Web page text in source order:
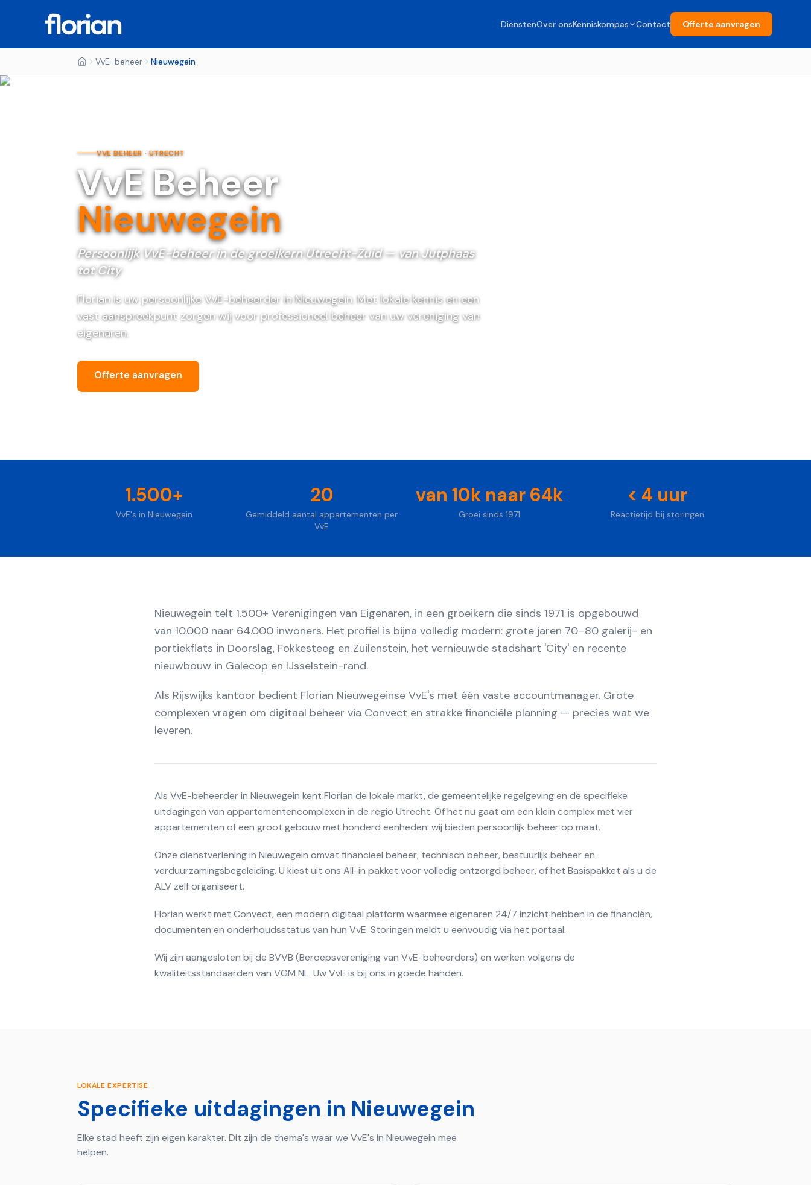
DienstenOver onsKenniskompas Contact Offerte aanvragen
VvE-beheer Nieuwegein
VVE BEHEER ·UTRECHT
VvE Beheer
Nieuwegein
Persoonlijk VvE-beheer in de groeikern Utrecht-Zuid — van Jutphaas
tot City
Florian is uw persoonlijke VvE-beheerder in Nieuwegein. Met lokale kennis en een
vast aanspreekpunt zorgen wij voor professioneel beheer van uw vereniging van
eigenaren.
Offerte aanvragen
1.500+
VvE's in Nieuwegein
20
Gemiddeld aantal appartementen per
VvE
van 10k naar 64k
Groei sinds 1971
< 4 uur
Reactietijd bij storingen
Nieuwegein telt 1.500+ Verenigingen van Eigenaren, in een groeikern die sinds 1971 is opgebouwd
van 10.000 naar 64.000 inwoners. Het profiel is bijna volledig modern: grote jaren 70–80 galerij- en
portiekflats in Doorslag, Fokkesteeg en Zuilenstein, het vernieuwde stadshart 'City' en recente
nieuwbouw in Galecop en IJsselstein-rand.
Als Rijswijks kantoor bedient Florian Nieuwegeinse VvE's met één vaste accountmanager. Grote
complexen vragen om digitaal beheer via Convect en strakke financiële planning — precies wat we
leveren.
Als VvE-beheerder in Nieuwegein kent Florian de lokale markt, de gemeentelijke regelgeving en de specifieke
uitdagingen van appartementencomplexen in de regio Utrecht. Of het nu gaat om een klein complex met vier
appartementen of een groot gebouw met honderd eenheden: wij bieden persoonlijk beheer op maat.
Onze dienstverlening in Nieuwegein omvat financieel beheer, technisch beheer, bestuurlijk beheer en
verduurzamingsbegeleiding. U kiest uit ons All-in pakket voor volledig ontzorgd beheer, of het Basispakket als u de
ALV zelf organiseert.
Florian werkt met Convect, een modern digitaal platform waarmee eigenaren 24/7 inzicht hebben in de financiën,
documenten en onderhoudsstatus van hun VvE. Storingen meldt u eenvoudig via het portaal.
Wij zijn aangesloten bij de BVVB (Beroepsvereniging van VvE-beheerders) en werken volgens de
kwaliteitsstandaarden van VGM NL. Uw VvE is bij ons in goede handen.
LOKALE EXPERTISE
Specifieke uitdagingen in Nieuwegein
Elke stad heeft zijn eigen karakter. Dit zijn de thema's waar we VvE's in Nieuwegein mee
helpen.